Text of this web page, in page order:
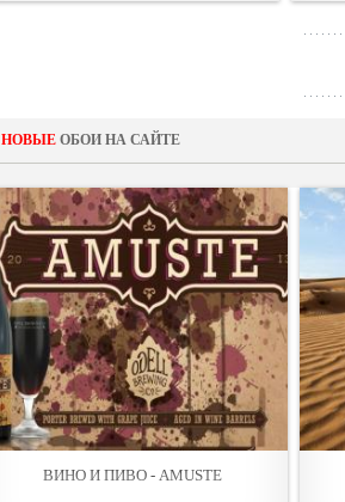
НОВЫЕ ОБОИ НА САЙТЕ
ВИНО И ПИВО - AMUSTE